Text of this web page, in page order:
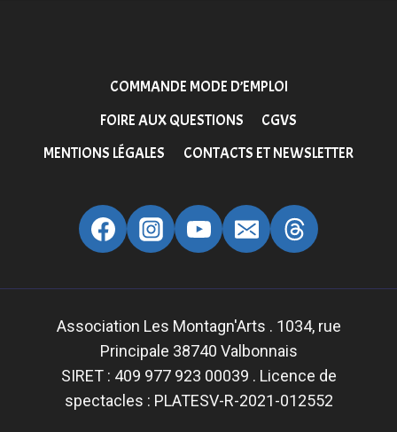
COMMANDE MODE D’EMPLOI
FOIRE AUX QUESTIONS
CGVS
MENTIONS LÉGALES
CONTACTS ET NEWSLETTER
Association Les Montagn'Arts . 1034, rue
Principale 38740 Valbonnais
SIRET : 409 977 923 00039 . Licence de
spectacles : PLATESV-R-2021-012552